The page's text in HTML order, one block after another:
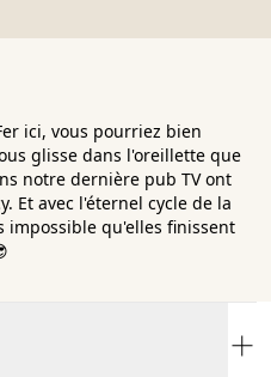
ici, vous pourriez bien
glisse dans l'oreillette que
notre dernière pub TV ont
Et avec l'éternel cycle de la
impossible qu'elles finissent